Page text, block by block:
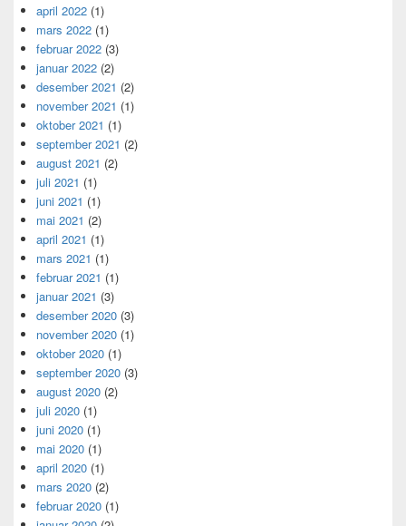
april 2022 (1)
mars 2022 (1)
februar 2022 (3)
januar 2022 (2)
desember 2021 (2)
november 2021 (1)
oktober 2021 (1)
september 2021 (2)
august 2021 (2)
juli 2021 (1)
juni 2021 (1)
mai 2021 (2)
april 2021 (1)
mars 2021 (1)
februar 2021 (1)
januar 2021 (3)
desember 2020 (3)
november 2020 (1)
oktober 2020 (1)
september 2020 (3)
august 2020 (2)
juli 2020 (1)
juni 2020 (1)
mai 2020 (1)
april 2020 (1)
mars 2020 (2)
februar 2020 (1)